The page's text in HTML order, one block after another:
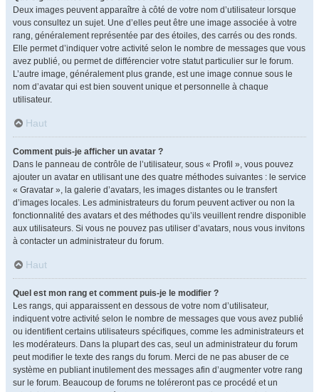
Deux images peuvent apparaître à côté de votre nom d’utilisateur lorsque
vous consultez un sujet. Une d’elles peut être une image associée à votre
rang, généralement représentée par des étoiles, des carrés ou des ronds.
Elle permet d’indiquer votre activité selon le nombre de messages que vous
avez publié, ou permet de différencier votre statut particulier sur le forum.
L’autre image, généralement plus grande, est une image connue sous le
nom d’avatar qui est bien souvent unique et personnelle à chaque
utilisateur.
Haut
Comment puis-je afficher un avatar ?
Dans le panneau de contrôle de l’utilisateur, sous « Profil », vous pouvez
ajouter un avatar en utilisant une des quatre méthodes suivantes : le service
« Gravatar », la galerie d’avatars, les images distantes ou le transfert
d’images locales. Les administrateurs du forum peuvent activer ou non la
fonctionnalité des avatars et des méthodes qu’ils veuillent rendre disponible
aux utilisateurs. Si vous ne pouvez pas utiliser d’avatars, nous vous invitons
à contacter un administrateur du forum.
Haut
Quel est mon rang et comment puis-je le modifier ?
Les rangs, qui apparaissent en dessous de votre nom d’utilisateur,
indiquent votre activité selon le nombre de messages que vous avez publié
ou identifient certains utilisateurs spécifiques, comme les administrateurs et
les modérateurs. Dans la plupart des cas, seul un administrateur du forum
peut modifier le texte des rangs du forum. Merci de ne pas abuser de ce
système en publiant inutilement des messages afin d’augmenter votre rang
sur le forum. Beaucoup de forums ne toléreront pas ce procédé et un